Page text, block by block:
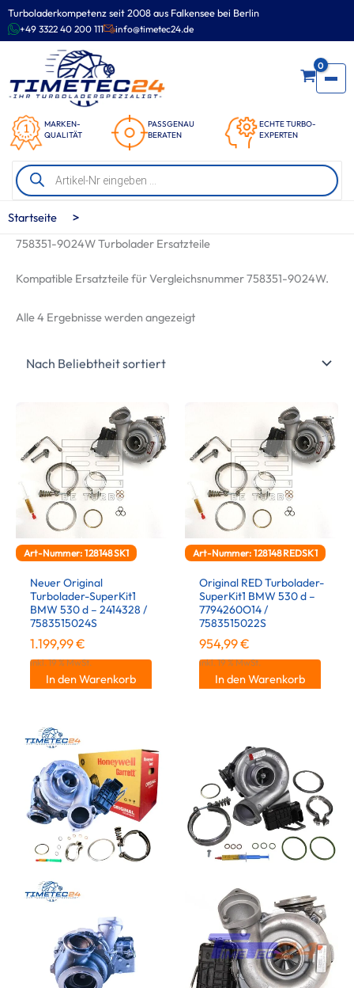
Turboladerkompetenz seit 2008 aus Falkensee bei Berlin
+49 3322 40 200 111 info@timetec24.de
MARKEN-
QUALITÄT
PASSGENAU
BERATEN
ECHTE TURBO-
EXPERTEN
0
Products
search
Zum
Inhalt
springen
Startseite >
758351-9024W Turbolader Ersatzteile
Kompatible Ersatzteile für Vergleichsnummer 758351-9024W.
Alle 4 Ergebnisse werden angezeigtNach
Art-Nummer: 128148SK1
Neuer Original
Turbolader-SuperKit1
BMW 530 d – 2414328 /
7583515024S
1.199,99€
inkl. 19 % MwSt.
In den Warenkorb
Art-Nummer: 128148REDSK1
Original RED Turbolader-
SuperKit1 BMW 530 d –
7794260O14 /
7583515022S
954,99€
inkl. 19 % MwSt.
In den Warenkorb